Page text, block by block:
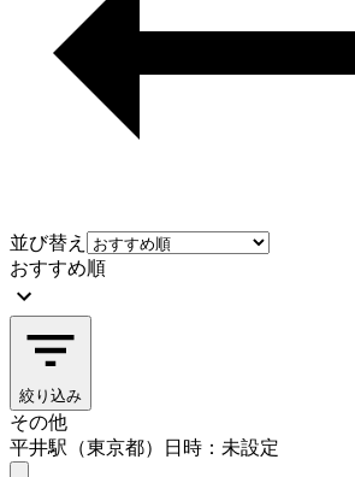
並び替え
おすすめ順
絞り込み
その他
平井駅（東京都）
日時：未設定